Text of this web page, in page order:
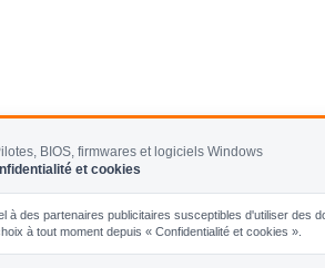
BIOS, firmwares et logiciels Windows
et cookies
à des partenaires publicitaires susceptibles d'utiliser
à tout moment depuis « Confidentialité et cookies ».